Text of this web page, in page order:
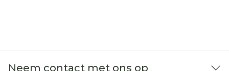
Neem contact met ons op